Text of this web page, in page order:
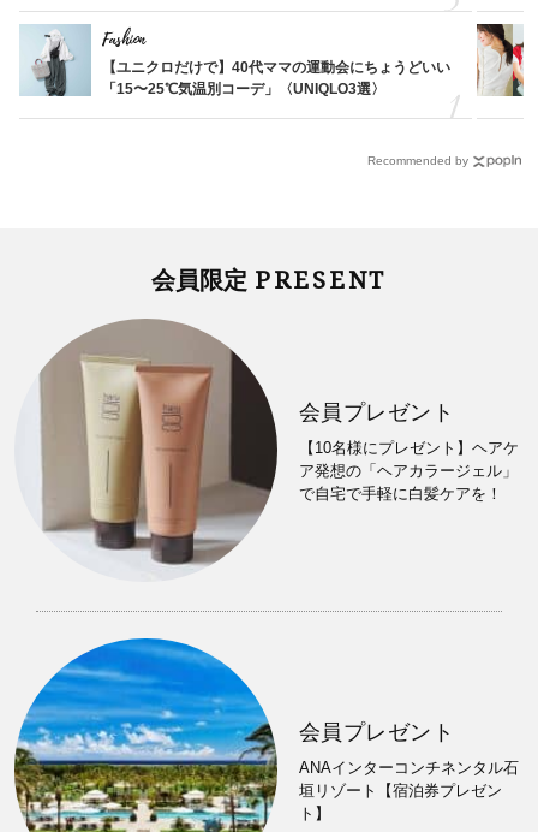
Fashion
【ユニクロだけで】40代ママの運動会にちょうどいい
「15〜25℃気温別コーデ」〈UNIQLO3選〉
Recommended by
会員限定 PRESENT
会員プレゼント
【10名様にプレゼント】ヘアケ
ア発想の「ヘアカラージェル」
で自宅で手軽に白髪ケアを！
会員プレゼント
ANAインターコンチネンタル石
垣リゾート【宿泊券プレゼン
ト】